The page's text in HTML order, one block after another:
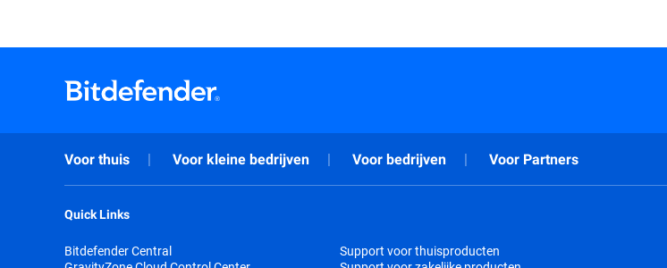
Voor thuis Voor kleine bedrijven Voor bedrijven Voor Partners
Quick Links
Bitdefender Central
Support voor thuisproducten